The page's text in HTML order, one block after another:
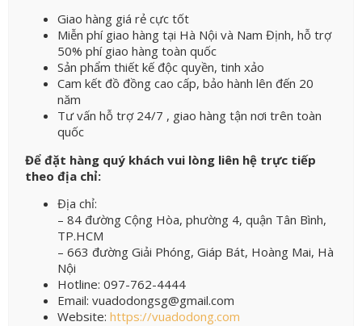
Giao hàng giá rẻ cực tốt
Miễn phí giao hàng tại Hà Nội và Nam Định, hỗ trợ
50% phí giao hàng toàn quốc
Sản phẩm thiết kế độc quyền, tinh xảo
Cam kết đồ đồng cao cấp, bảo hành lên đến 20
năm
Tư vấn hỗ trợ 24/7 , giao hàng tận nơi trên toàn
quốc
Để đặt hàng quý khách vui lòng liên hệ trực tiếp
theo địa chỉ:
Địa chỉ:
– 84 đường Cộng Hòa, phường 4, quận Tân Bình,
TP.HCM
– 663 đường Giải Phóng, Giáp Bát, Hoàng Mai, Hà
Nội
Hotline: 097-762-4444
Email: vuadodongsg@gmail.com
Website: https://vuadodong.com